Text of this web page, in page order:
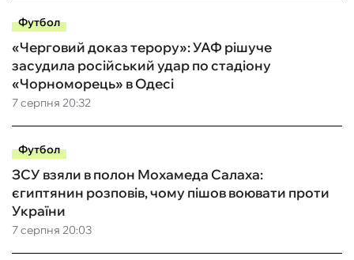
Футбол
7 серпня 20:32
«Черговий доказ терору»: УАФ рішуче
засудила російський удар по стадіону
«Чорноморець» в Одесі
Футбол
7 серпня 20:03
ЗСУ взяли в полон Мохамеда Салаха:
єгиптянин розповів, чому пішов воювати проти
України